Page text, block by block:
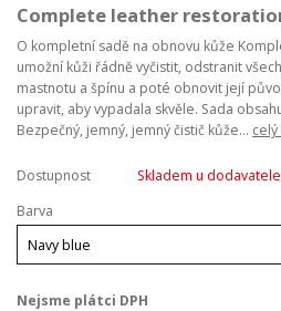
Complete leather
O kompletní sadě na obnovu kůže
umožní kůži řádně vyčistit, odstranit
mastnotu a špínu a poté obnovit její
upravit, aby vypadala skvěle. Sada
Bezpečný, jemný, jemný čistič kůže...
Dostupnost
Skladem u dodavatele
Barva
Nejsme plátci DPH